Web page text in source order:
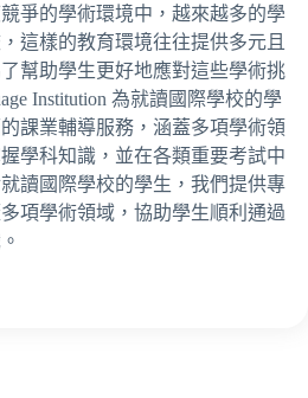
爭的學術環境中，越來越多的學
這樣的教育環境往往提供多元且
幫助學生更好地應對這些學術挑
Institution 為就讀國際學校的學
課業輔導服務，涵蓋多項學術領
學科知識，並在各類重要考試中
讀國際學校的學生，我們提供專
項學術領域，協助學生順利通過